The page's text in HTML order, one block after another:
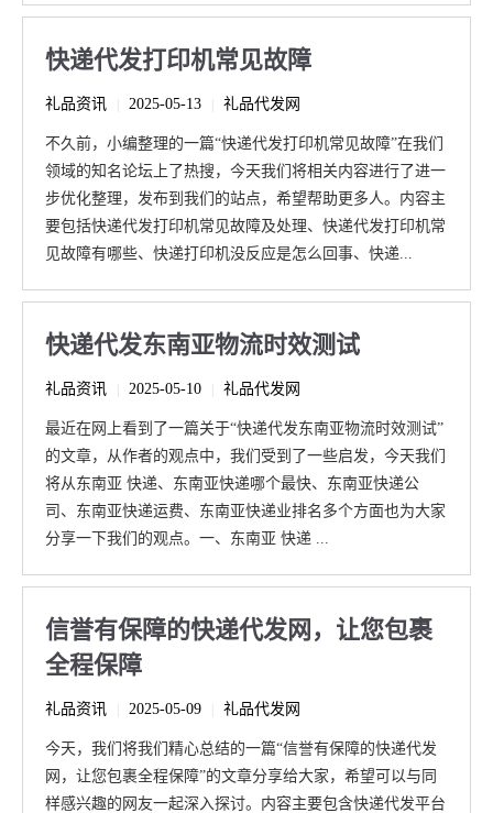
快递代发打印机常见故障
礼品资讯 2025-05-13 礼品代发网
不久前，小编整理的一篇“快递代发打印机常见故障”在我们
领域的知名论坛上了热搜，今天我们将相关内容进行了进一
步优化整理，发布到我们的站点，希望帮助更多人。内容主
要包括快递代发打印机常见故障及处理、快递代发打印机常
见故障有哪些、快递打印机没反应是怎么回事、快递...
快递代发东南亚物流时效测试
礼品资讯 2025-05-10 礼品代发网
最近在网上看到了一篇关于“快递代发东南亚物流时效测试”
的文章，从作者的观点中，我们受到了一些启发，今天我们
将从东南亚 快递、东南亚快递哪个最快、东南亚快递公
司、东南亚快递运费、东南亚快递业排名多个方面也为大家
分享一下我们的观点。一、东南亚 快递 ...
信誉有保障的快递代发网，让您包裹
全程保障
礼品资讯 2025-05-09 礼品代发网
今天，我们将我们精心总结的一篇“信誉有保障的快递代发
网，让您包裹全程保障”的文章分享给大家，希望可以与同
样感兴趣的网友一起深入探讨。内容主要包含快递代发平台